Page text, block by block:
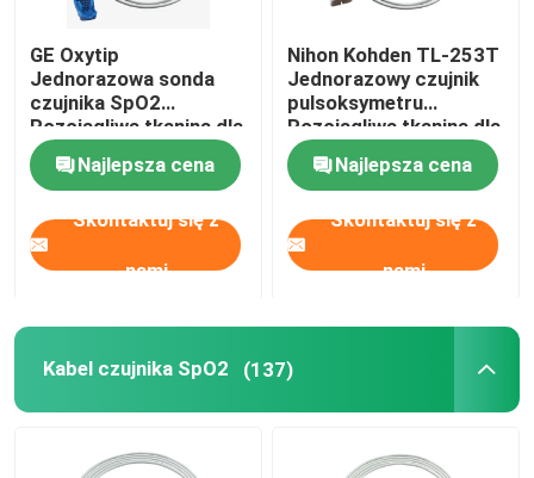
Elektrody EEG
Części EKG
GE Oxytip
Jednorazowa sonda
czujnika SpO2
Rozciągliwa tkanina dla
dorosłych
noworodków
Najlepsza cena
Skontaktuj się z
nami
Nihon Kohden TL-253T
Jednorazowy czujnik
pulsoksymetru
Rozciągliwa tkanina dla
dorosłych
noworodków
Najlepsza cena
Skontaktuj się z
nami
Kabel czujnika SpO2 (137)